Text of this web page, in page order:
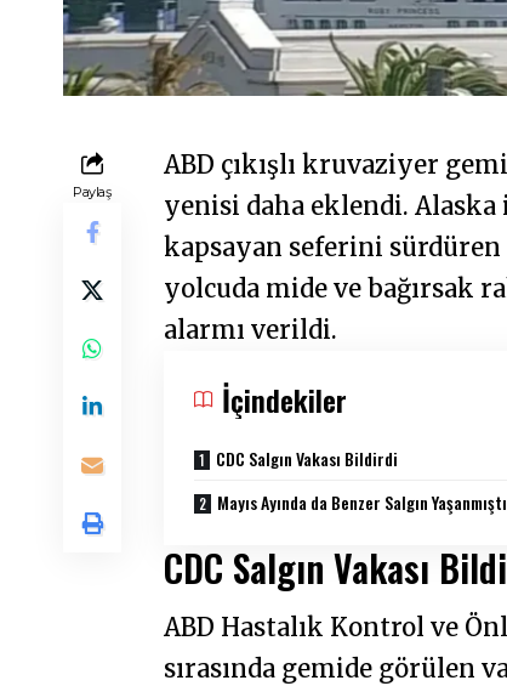
Paylaş
ABD çıkışlı kruvaziyer
yenisi daha eklendi. Alaska
kapsayan seferini sürdüren
yolcuda mide ve bağırsak
alarmı verildi.
İçindekiler
CDC Salgın Vakası Bildirdi
Mayıs Ayında da Benzer Salgın Yaşanmıştı
CDC Salgın Vakası
ABD Hastalık Kontrol ve
sırasında gemide görülen